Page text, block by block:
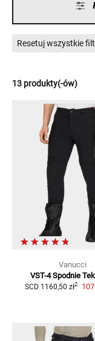
Resetuj wszystkie
13 produkty(-ów)
Vanucci
VST-4 Spodnie
SCD 1160,50 zł2